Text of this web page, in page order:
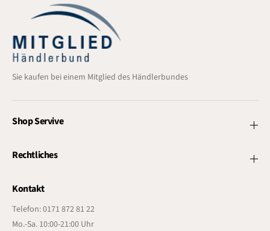
Sie kaufen bei einem Mitglied des Händlerbundes
Shop Servive
Rechtliches
Kontakt
Telefon: 0171 872 81 22
Mo.-Sa. 10:00-21:00 Uhr